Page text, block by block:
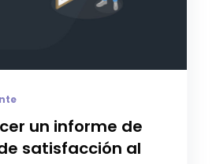
un informe de
satisfacción al